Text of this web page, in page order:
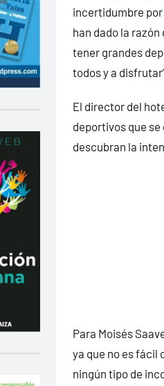
incertidumbre
han dado la
tener grandes
todos y a
El director del
deportivos que
descubran la
Para Moisés
ya que no es fácil
ningún tipo de